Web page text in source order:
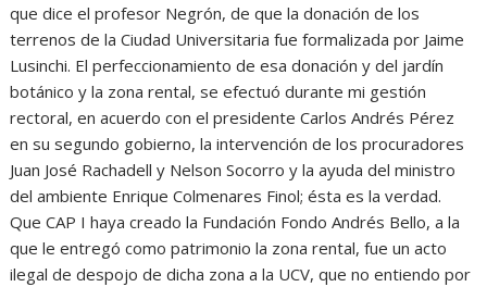
que dice el profesor Negrón, de que la donación de los
terrenos de la Ciudad Universitaria fue formalizada por Jaime
Lusinchi. El perfeccionamiento de esa donación y del jardín
botánico y la zona rental, se efectuó durante mi gestión
rectoral, en acuerdo con el presidente Carlos Andrés Pérez
en su segundo gobierno, la intervención de los procuradores
Juan José Rachadell y Nelson Socorro y la ayuda del ministro
del ambiente Enrique Colmenares Finol; ésta es la verdad.
Que CAP I haya creado la Fundación Fondo Andrés Bello, a la
que le entregó como patrimonio la zona rental, fue un acto
ilegal de despojo de dicha zona a la UCV, que no entiendo por